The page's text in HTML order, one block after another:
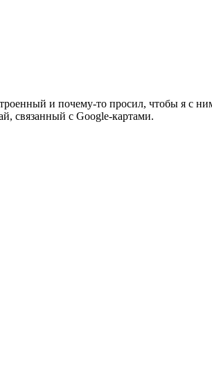
и почему-то просил, чтобы я с
связанный с Google-картами.